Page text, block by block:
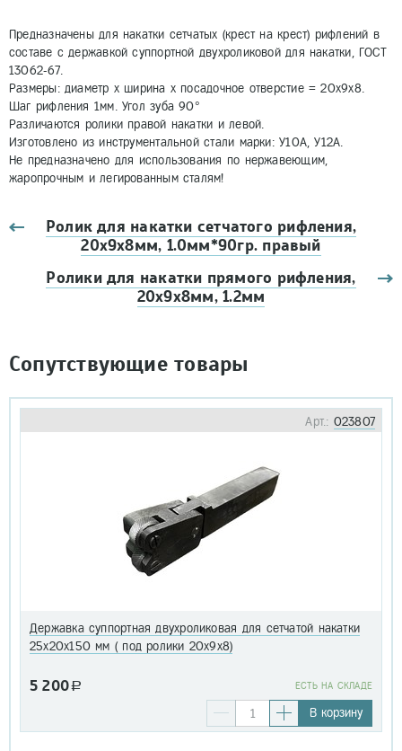
Предназначены для накатки сетчатых (крест на крест) рифлений в
составе с державкой суппортной двухроликовой для накатки, ГОСТ
13062-67.
Размеры: диаметр х ширина х посадочное отверстие = 20х9х8.
Шаг рифления 1мм. Угол зуба 90°
Различаются ролики правой накатки и левой.
Изготовлено из инструментальной стали марки: У10А, У12А.
Не предназначено для использования по нержавеющим,
жаропрочным и легированным сталям!
Ролик для накатки сетчатого рифления,
20х9х8мм, 1.0мм*90гр. правый
Ролики для накатки прямого рифления,
20х9х8мм, 1.2мм
Сопутствующие товары
Арт.: 023807
Державка суппортная двухроликовая для сетчатой накатки
25х20х150 мм ( под ролики 20х9х8)
5 200a EСТЬ НА СКЛАДЕ
В корзину